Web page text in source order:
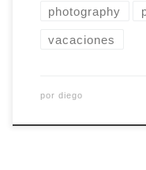
photography
vacaciones
por diego